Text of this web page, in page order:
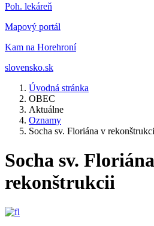
Poh. lekáreň
Mapový portál
Kam na Horehroní
slovensko.sk
Úvodná stránka
OBEC
Aktuálne
Oznamy
Socha sv. Floriána v
Socha sv.
rekonštrukcii